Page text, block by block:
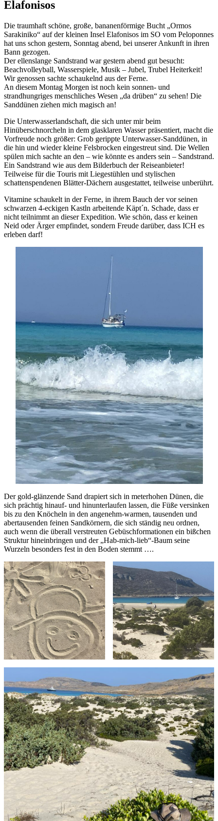
Elafonisos
Die traumhaft schöne, große, bananenförmige Bucht „Ormos
Sarakiniko“ auf der kleinen Insel Elafonisos im SO vom Peloponnes
hat uns schon gestern, Sonntag abend, bei unserer Ankunft in ihren
Bann gezogen.
Der ellenslange Sandstrand war gestern abend gut besucht:
Beachvolleyball, Wasserspiele, Musik – Jubel, Trubel Heiterkeit!
Wir genossen sachte schaukelnd aus der Ferne.
An diesem Montag Morgen ist noch kein sonnen- und
strandhungriges menschliches Wesen „da drüben“ zu sehen! Die
Sanddünen ziehen mich magisch an!
Die Unterwasserlandschaft, die sich unter mir beim
Hinüberschnorcheln in dem glasklaren Wasser präsentiert, macht die
Vorfreude noch größer: Grob gerippte Unterwasser-Sanddünen, in
die hin und wieder kleine Felsbrocken eingestreut sind. Die Wellen
spülen mich sachte an den – wie könnte es anders sein – Sandstrand.
Ein Sandstrand wie aus dem Bilderbuch der Reiseanbieter!
Teilweise für die Touris mit Liegestühlen und stylischen
schattenspendenen Blätter-Dächern ausgestattet, teilweise unberührt.
Vitamine schaukelt in der Ferne, in ihrem Bauch der vor seinen
schwarzen 4-eckigen Kastln arbeitende Käpt´n. Schade, dass er
nicht teilnimmt an dieser Expedition. Wie schön, dass er keinen
Neid oder Ärger empfindet, sondern Freude darüber, dass ICH es
erleben darf!
Der gold-glänzende Sand drapiert sich in meterhohen Dünen, die
sich prächtig hinauf- und hinunterlaufen lassen, die Füße versinken
bis zu den Knöcheln in den angenehm-warmen, tausenden und
abertausenden feinen Sandkörnern, die sich ständig neu ordnen,
auch wenn die überall verstreuten Gebüschformationen ein bißchen
Struktur hineinbringen und der „Hab-mich-lieb“-Baum seine
Wurzeln besonders fest in den Boden stemmt ….